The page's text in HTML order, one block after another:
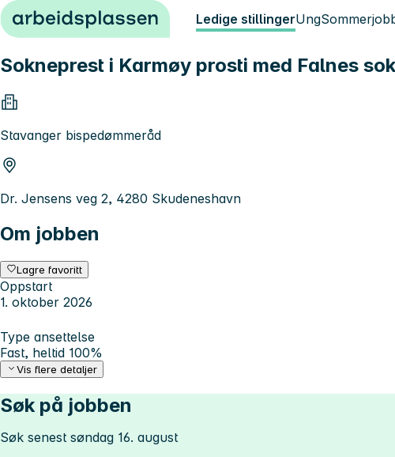
Hopp til innhold Ledige stillingerUng
Sokneprest i Karmøy prosti med Falnes
Stavanger bispedømmeråd
Dr. Jensens veg 2, 4280 Skudeneshavn
Om jobben
Lagre favoritt
Oppstart
1. oktober 2026
Type ansettelse
Fast, heltid 100%
Vis flere detaljer
Søk på jobben
Søk senest søndag 16. august